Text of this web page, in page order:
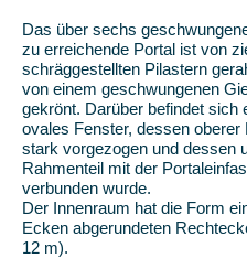
Das über sechs
zu erreichende Portal ist von
schräggestellten Pilastern
von einem geschwungenen
gekrönt. Darüber befindet sich
ovales Fenster, dessen oberer
stark vorgezogen und dessen
Rahmenteil mit der
verbunden wurde.
Der Innenraum hat die Form
Ecken abgerundeten
12 m).